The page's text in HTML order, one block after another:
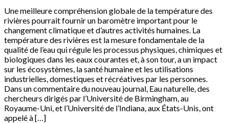
Une meilleure compréhension globale de la température des
rivières pourrait fournir un baromètre important pour le
changement climatique et d’autres activités humaines. La
température des rivières est la mesure fondamentale de la
qualité de l’eau qui régule les processus physiques, chimiques et
biologiques dans les eaux courantes et, à son tour, a un impact
sur les écosystèmes, la santé humaine et les utilisations
industrielles, domestiques et récréatives par les personnes.
Dans un commentaire du nouveau journal, Eau naturelle, des
chercheurs dirigés par l’Université de Birmingham, au
Royaume-Uni, et l’Université de l’Indiana, aux États-Unis, ont
appelé à […]